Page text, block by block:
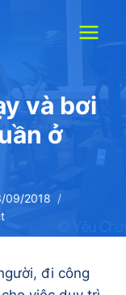
và bơi
ở
09/2018
đi công